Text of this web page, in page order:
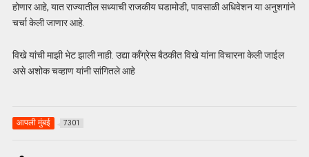
होणार आहे, यात राज्यातील सध्याची राजकीय घडामोडी, पावसाळी अधिवेशन या अनुशगांने
चर्चा केली जाणार आहे.
विखे यांची माझी भेट झाली नाही. उद्या काँग्रेस बैठकीत विखे यांना विचारना केली जाईल
असे अशोक चव्हाण यांनीसांगितलेआहे
आपली मुंबई 7301